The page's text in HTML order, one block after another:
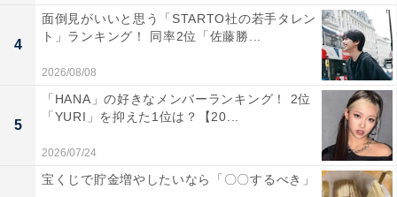
電気代：2万円
ガス代：なし（オール電化）
通信費：2万円
車（ガソリン代、駐車場代、その他維持費など）：5000
その他：日用品代2万円
4
面倒見がいいと思う「STARTO社の若手タレン
ト」ランキング！ 同率2位「佐藤勝...
2026/08/08
5
「HANA」の好きなメンバーランキング！ 2位
「YURI」を抑えた1位は？【20...
2026/07/24
宝くじで貯金増やしたいなら「〇〇するべき」